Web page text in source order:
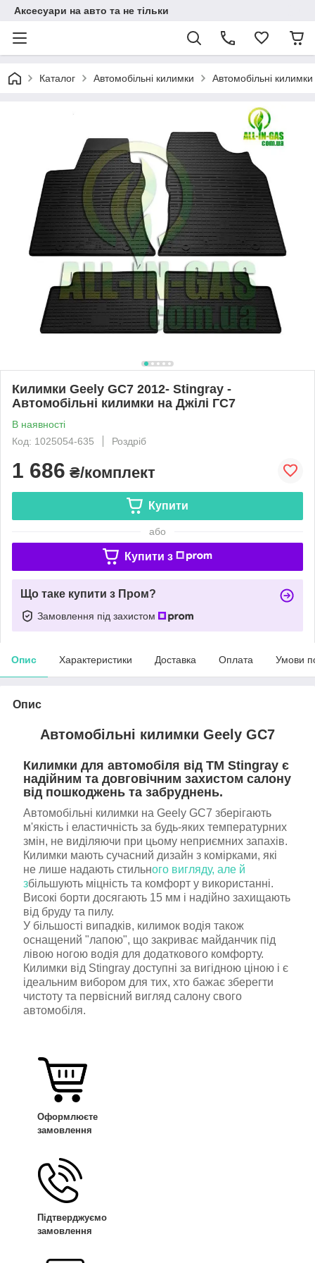
Аксесуари на авто та не тільки
Каталог Автомобільні килимки Автомобільні
Килимки Geely GC7 2012- Stingray -
Автомобільні килимки на Джілі ГС7
В наявності
Код: 1025054-635
Роздріб
1 686 ₴/комплект
Купити
або
Купити з
Що таке купити з Пром?
Замовлення під захистом
Опис Характеристики Доставка Оплата Умови
Опис
Автомобільні килимки Geely GC7
Килимки для автомобіля від TM Stingray є
надійним та довговічним захистом салону
від пошкоджень та забруднень.
Автомобільні килимки на Geely GC7 зберігають
м'якість і еластичність за будь-яких температурних
змін, не виділяючи при цьому неприємних запахів.
Килимки мають сучасний дизайн з комірками, які
не лише надають стильного вигляду, але й
збільшують міцність та комфорт у використанні.
Високі борти досягають 15 мм і надійно захищають
від бруду та пилу.
У більшості випадків, килимок водія також
оснащений "лапою", що закриває майданчик під
лівою ногою водія для додаткового комфорту.
Килимки від Stingray доступні за вигідною ціною і є
ідеальним вибором для тих, хто бажає зберегти
чистоту та первісний вигляд салону свого
автомобіля.
Оформлюєте
замовлення
Підтверджуємо
замовлення